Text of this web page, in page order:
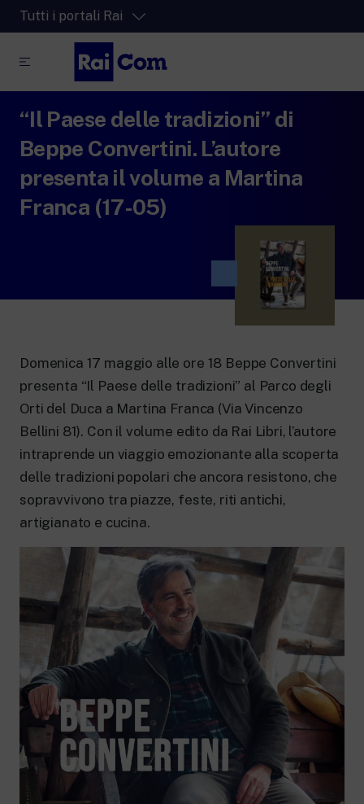
Tutti i portali Rai
RaiPlay
La piattaforma digitale dei canali Radio
Rai.
RaiPlay Sound
Lo spazio sicuro ricco di cartoni animati
RaiPlay YoYo
New 24 ore su 24: attualità, ultime notizie
e aggiornamenti.
Rai TgR
Approfondimenti culturali su Arte,
Letteratura, Storia e molto altro.
Rai Cultura
Per le scuole secondarie di I e II grado,
l’Università, i Docenti e l’istruzione degli
adulti.
Rai Scuola
“Il Paese delle tradizioni” di
Beppe Convertini. L’autore
presenta il volume a Martina
Franca (17-05)
Domenica 17 maggio alle ore 18 Beppe Convertini
presenta “Il Paese delle tradizioni” al Parco degli
Orti del Duca a Martina Franca (Via Vincenzo
Bellini 81). Con il volume edito da Rai Libri, l’autore
intraprende un viaggio emozionante alla scoperta
delle tradizioni popo­lari che ancora resistono, che
sopravvivono tra piazze, feste, riti antichi,
artigianato e cu­cina.